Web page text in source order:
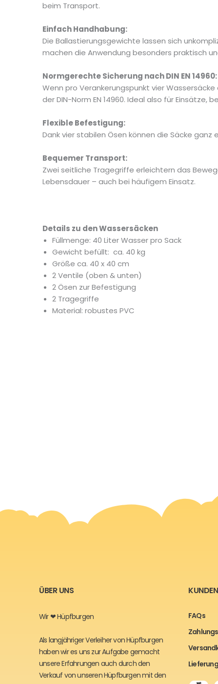
beim Transport.
Einfach Handhabung:
Die Ballastierungsgewichte lassen sich
machen die Anwendung besonders praktisch
Normgerechte Sicherung nach DIN EN 14960:
Wenn pro Verankerungspunkt vier
der DIN-Norm EN 14960. Ideal also für Einsätze,
Flexible Befestigung:
Dank vier stabilen Ösen können die Säcke
Bequemer Transport:
Zwei seitliche Tragegriffe erleichtern das
Lebensdauer – auch bei häufigem Einsatz.
Details zu den Wassersäcken
Füllmenge: 40 Liter Wasser pro Sack
Gewicht befüllt: ca. 40 kg
Größe ca. 40 x 40 cm
2 Ventile (oben & unten)
2 Ösen zur Befestigung
2 Tragegriffe
Material: robustes PVC
ÜBER UNS
Wir ❤ Hüpfburgen
Als langjähriger Verleiher von Hüpfburgen
haben wir es uns zur Aufgabe gemacht
unsere Erfahrungen auch durch den
Verkauf von unseren Hüpfburgen mit den
FAQs